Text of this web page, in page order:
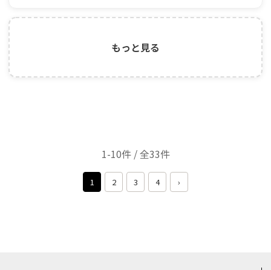
もっと見る
1-10件 / 全33件
1 2 3 4 ›